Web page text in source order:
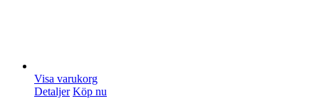
Visa varukorg
Detaljer Köp nu